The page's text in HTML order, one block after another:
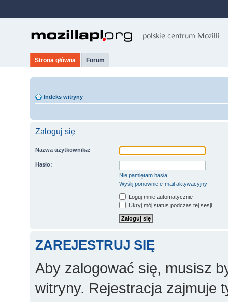
Strona główna Forum
Indeks witryny
Zaloguj się
Nazwa użytkownika:
Hasło:
Nie pamiętam hasła
Wyślij ponownie e-mail aktywacyjny
Loguj mnie automatycznie
Ukryj mój status podczas tej sesji
ZAREJESTRUJ SIĘ
Aby zalogować się, musisz
witryny. Rejestracja zajmuje